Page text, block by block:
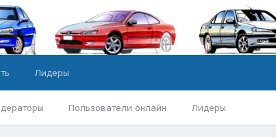
Пользователи онлайн Лидеры
Лидеры